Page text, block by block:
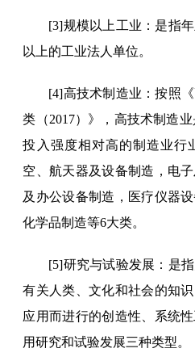
[3]规模以上工业：是指
以上的工业法人单位。
[4]高技术制造业：按照
类（2017）》，高技术制造
投入强度相对高的制造业行
空、航天器及设备制造，电
及办公设备制造，医疗仪器
化学品制造等6大类。
[5]研究与试验发展：是
有关人类、文化和社会的知
应用而进行的创造性、系统
用研究和试验发展三种类型。